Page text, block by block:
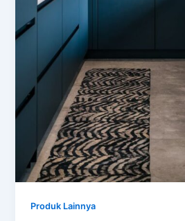
Produk Lainnya